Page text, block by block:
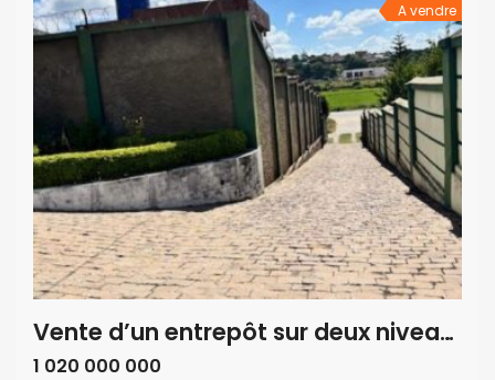
A vendre
Vente d’un entrepôt sur deux niveaux idéalement situé en bord de By Pass pour activité professionnelle
1 020 000 000